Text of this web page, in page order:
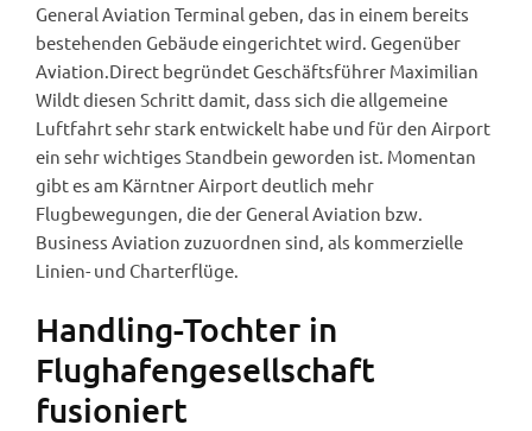
General Aviation Terminal geben, das in einem bereits
bestehenden Gebäude eingerichtet wird. Gegenüber
Aviation.Direct begründet Geschäftsführer Maximilian
Wildt diesen Schritt damit, dass sich die allgemeine
Luftfahrt sehr stark entwickelt habe und für den Airport
ein sehr wichtiges Standbein geworden ist. Momentan
gibt es am Kärntner Airport deutlich mehr
Flugbewegungen, die der General Aviation bzw.
Business Aviation zuzuordnen sind, als kommerzielle
Linien- und Charterflüge.
Handling-Tochter in
Flughafengesellschaft
fusioniert